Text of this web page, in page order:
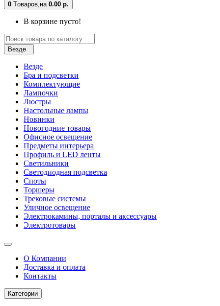
0 Tоваров,на 0.00 р.
В корзине пусто!
Везде
Везде
Бра и подсветки
Комплектующие
Лампочки
Люстры
Настольные лампы
Новинки
Новогодние товары
Офисное освещение
Предметы интерьера
Профиль и LED ленты
Светильники
Светодиодная подсветка
Споты
Торшеры
Трековые системы
Уличное освещение
Электрокамины, порталы и аксессуары
Электротовары
О Компании
Доставка и оплата
Контакты
Категории